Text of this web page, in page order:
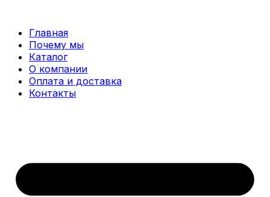
содержимому
Главная
Почему мы
Каталог
О компании
Оплата и доставка
Контакты